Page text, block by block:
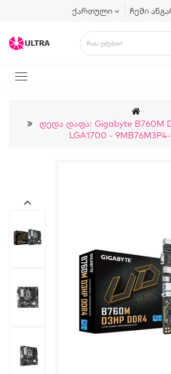
ქართული ჩემი
Დედა Დაფა: Gigabyte B760M
LGA1700 -